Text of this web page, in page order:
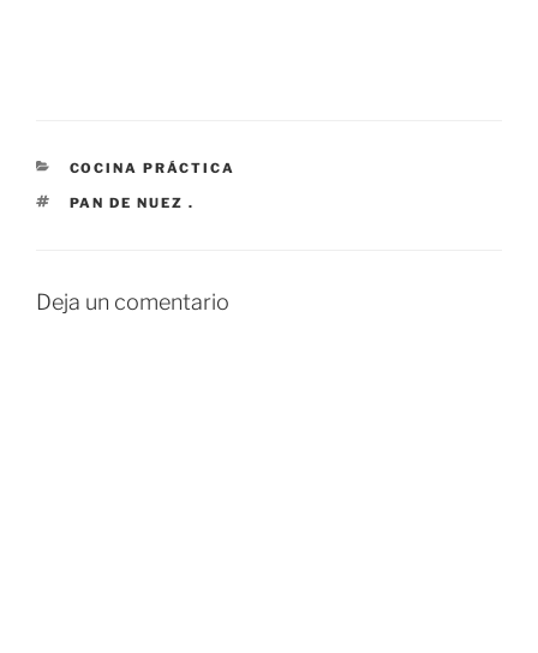
CATEGORÍAS
COCINA PRÁCTICA
ETIQUETAS
PAN DE NUEZ .
Deja un comentario